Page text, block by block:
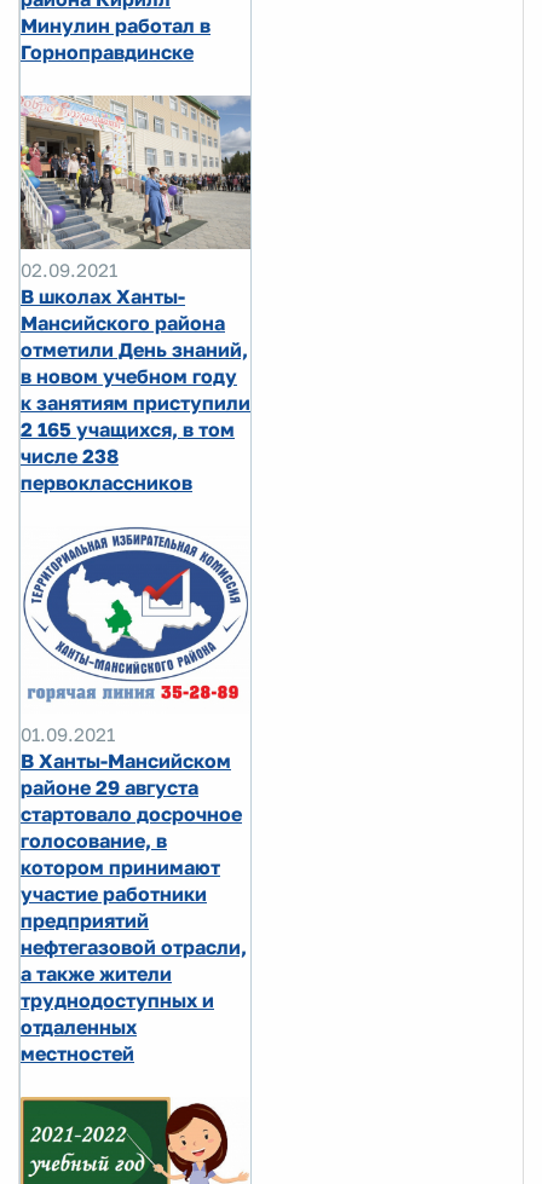
Минулин работал в
Горноправдинске
02.09.2021
В школах Ханты-
Мансийского района
отметили День знаний,
в новом учебном году
к занятиям приступили
2 165 учащихся, в том
числе 238
первоклассников
01.09.2021
В Ханты-Мансийском
районе 29 августа
стартовало досрочное
голосование, в
котором принимают
участие работники
предприятий
нефтегазовой отрасли,
а также жители
труднодоступных и
отдаленных
местностей